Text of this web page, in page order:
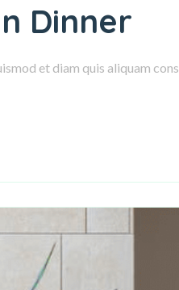
Dinner
et diam quis aliquam